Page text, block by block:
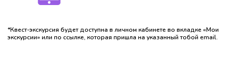
*Квест-экскурсия будет доступна в личном кабинете во вкладке «Мои
экскурсии» или по ссылке, которая пришла на указанный тобой email.